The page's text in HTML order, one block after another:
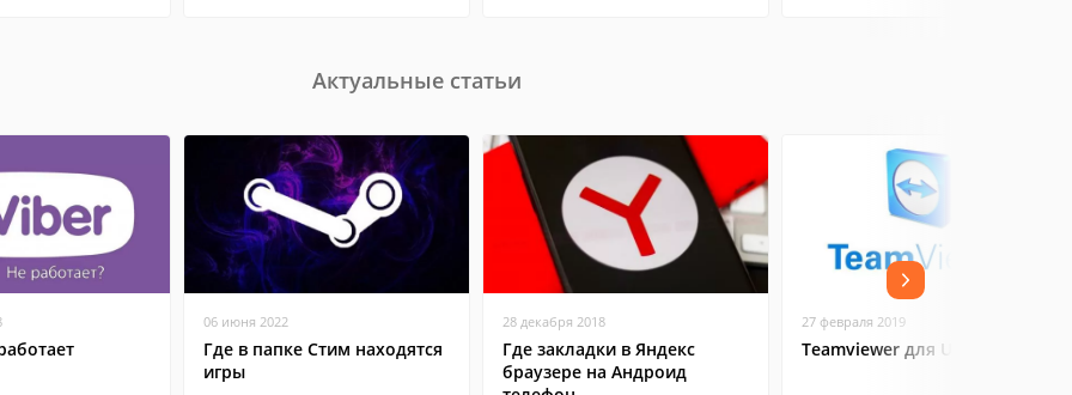
Актуальные статьи
06 июня 2022
Где в папке Стим находятся
игры
28 декабря 2018
Где закладки в Яндекс
браузере на Андроид
27 февраля 2019
Teamviewer для Ubuntu